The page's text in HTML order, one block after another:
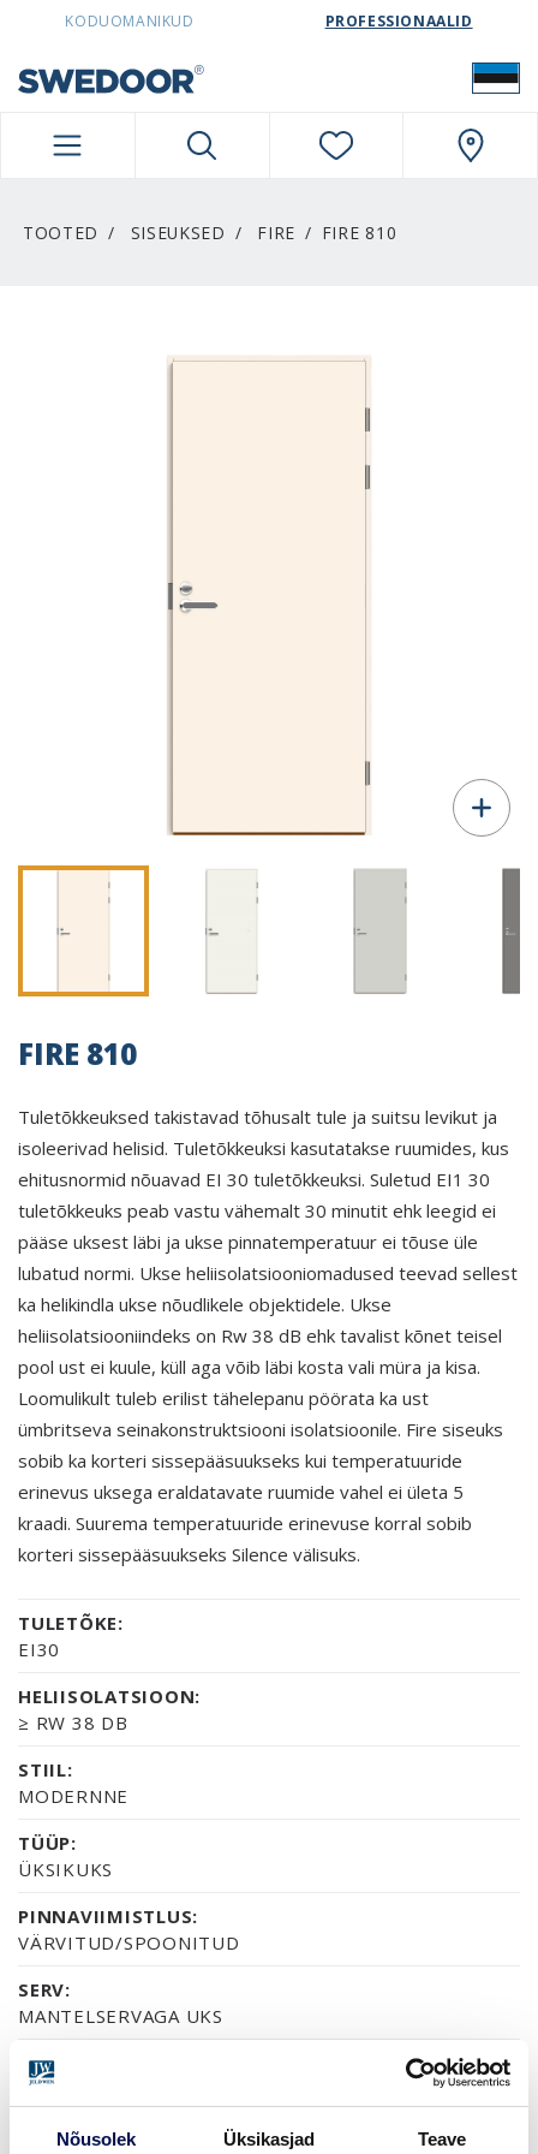
Nõusolek Üksikasjad Teave
SWEDOORESTONIA NAVIGATION
KODUOMANIKUD PROFESSIONAALID
TOOTED SISEUKSED FIRE FIRE 810
FIRE 810
Tuletõkkeuksed takistavad tõhusalt tule ja suitsu levikut ja
isoleerivad helisid. Tuletõkkeuksi kasutatakse ruumides, kus
ehitusnormid nõuavad EI 30 tuletõkkeuksi. Suletud EI1 30
tuletõkkeuks peab vastu vähemalt 30 minutit ehk leegid ei
pääse uksest läbi ja ukse pinnatemperatuur ei tõuse üle
lubatud normi. Ukse heliisolatsiooniomadused teevad sellest
ka helikindla ukse nõudlikele objektidele. Ukse
heliisolatsiooniindeks on Rw 38 dB ehk tavalist kõnet teisel
pool ust ei kuule, küll aga võib läbi kosta vali müra ja kisa.
Loomulikult tuleb erilist tähelepanu pöörata ka ust
ümbritseva seinakonstruktsiooni isolatsioonile. Fire siseuks
sobib ka korteri sissepääsuukseks kui temperatuuride
erinevus uksega eraldatavate ruumide vahel ei ületa 5
kraadi. Suurema temperatuuride erinevuse korral sobib
korteri sissepääsuukseks Silence välisuks.
TULETÕKE:
EI30
HELIISOLATSIOON:
≥ RW 38 DB
STIIL:
MODERNNE
TÜÜP:
ÜKSIKUKS
PINNAVIIMISTLUS:
VÄRVITUD/SPOONITUD
SERV:
MANTELSERVAGA UKS
SERTIFIKAAT:
70% PEFC
GARANTII: